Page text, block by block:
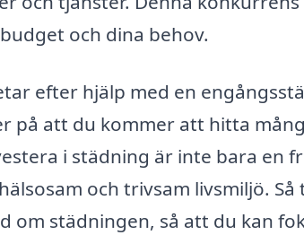
och dina behov.
efter hjälp med en
på att du kommer att hitta
i städning är inte bara en
och trivsam livsmiljö.
om städningen, så att du kan